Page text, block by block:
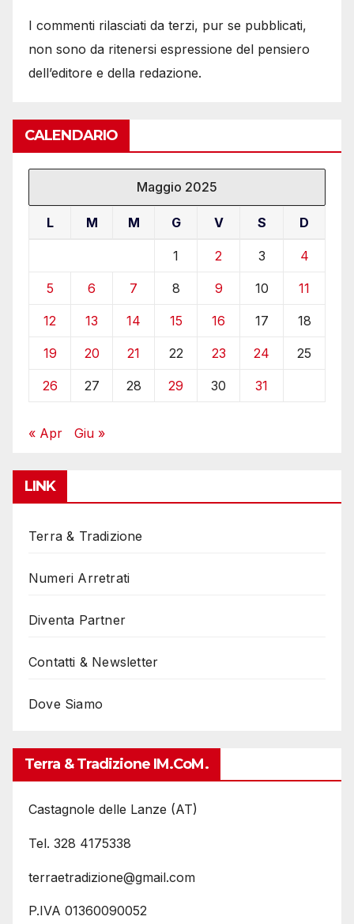
I commenti rilasciati da terzi, pur se pubblicati,
non sono da ritenersi espressione del pensiero
dell’editore e della redazione.
CALENDARIO
Maggio 2025
L M M G V S D
1 2 3 4
5 6 7 8 9 10 11
12 13 14 15 16 17 18
19 20 21 22 23 24 25
26 27 28 29 30 31
« Apr Giu »
LINK
Terra & Tradizione
Numeri Arretrati
Diventa Partner
Contatti & Newsletter
Dove Siamo
Terra & Tradizione IM.coM.
Castagnole delle Lanze (AT)
Tel. 328 4175338
terraetradizione@gmail.com
P.IVA 01360090052